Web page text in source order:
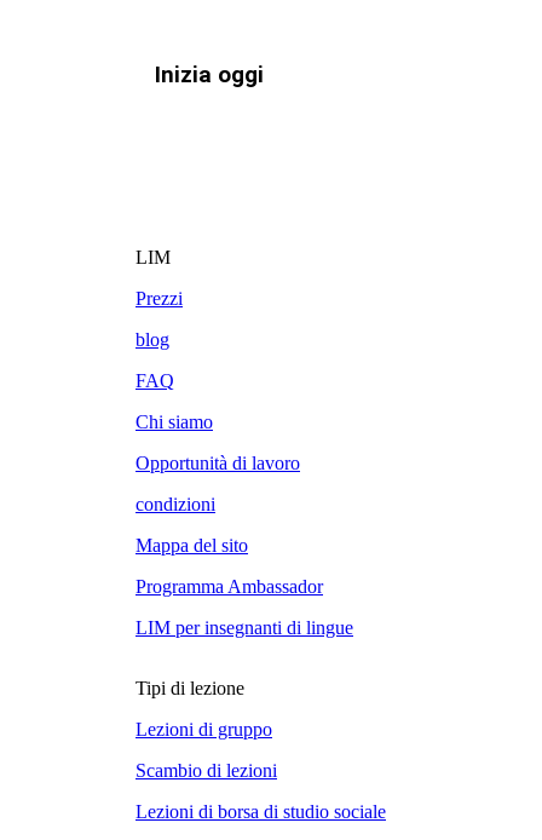
Inizia oggi
LIM
Prezzi
blog
FAQ
Chi siamo
Opportunità di lavoro
condizioni
Mappa del sito
Programma Ambassador
LIM per insegnanti di lingue
Tipi di lezione
Lezioni di gruppo
Scambio di lezioni
Lezioni di borsa di studio sociale